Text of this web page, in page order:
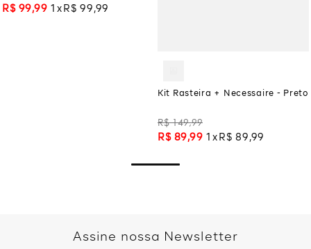
R$ 99,99 1 R$ 99 ,99
Kit Rasteira + Necessaire - Preto
R$ 149,99
R$ 89,99 1 R$ 89 ,99
Assine nossa Newsletter